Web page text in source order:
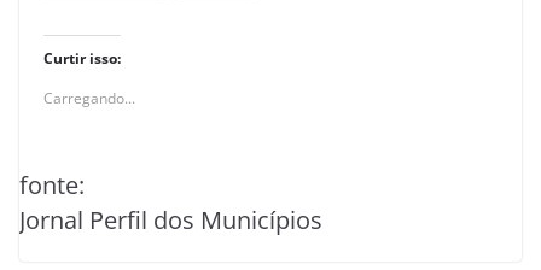
Curtir isso:
Carregando...
fonte:
Jornal Perfil dos Municípios